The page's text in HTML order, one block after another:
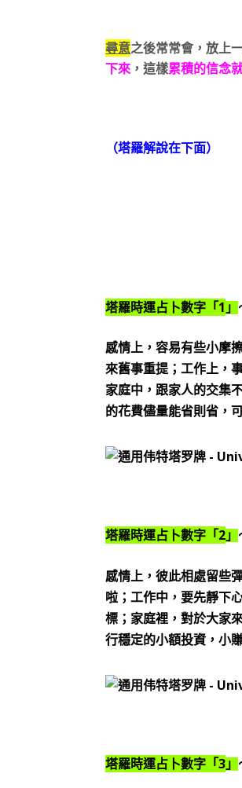
尋意之後常常會，放上
下來 ，這樣累積的信念
（塔羅解說在下面）
塔羅時運占卜數字「1 」
感情上，容易有些小摩
來舊事重提；工作上，
家庭中，跟家人的交集
的花費儘量能省則省，
塔羅時運占卜數字「2 」
感情上，彼此相處留些
啦；工作中，要先靜下
標；家庭裡，對於大家
行穩定的小額投資，小
塔羅時運占卜數字「3 」